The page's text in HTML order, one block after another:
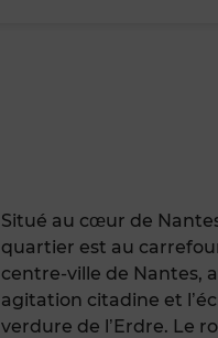
Situé au cœur de
quartier est au
centre-ville de Nantes,
agitation citadine et
verdure de l’Erdre. Le